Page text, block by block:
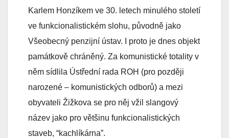
Karlem Honzíkem ve 30. letech minulého století
ve funkcionalistickém slohu, původně jako
Všeobecný penzijní ústav. I proto je dnes objekt
památkově chráněný. Za komunistické totality v
něm sídlila Ústřední rada ROH (pro později
narozené – komunistických odborů) a mezi
obyvateli Žižkova se pro něj vžil slangový
název jako pro většinu funkcionalistických
staveb, “kachlíkárna”.